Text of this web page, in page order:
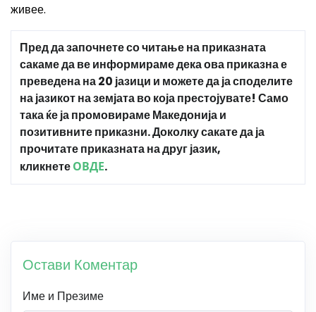
живее.
Пред да започнете со читање на приказната
сакаме да ве информираме дека ова приказна е
преведена на 20 јазици и можете да ја споделите
на јазикот на земјата во која престојувате! Само
така ќе ја промовираме Македонија и
позитивните приказни. Доколку сакате да ја
прочитате приказната на друг јазик,
кликнетеОВДЕ.
Остави Коментар
Име и Презиме